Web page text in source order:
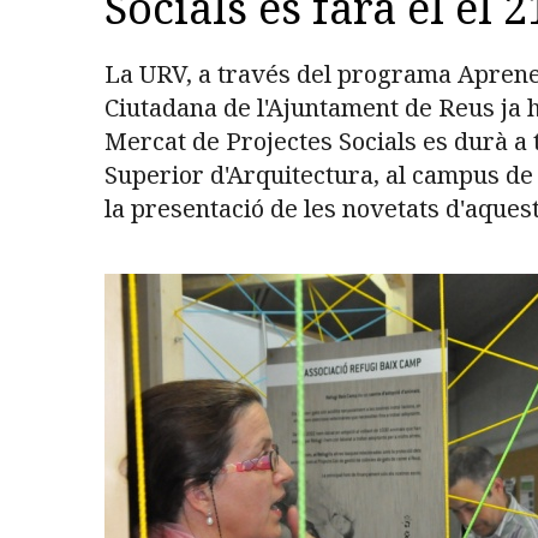
La URV, a través del programa
Ciutadana de l'Ajuntament de Reus
Mercat de Projectes Socials es durà
Superior d'Arquitectura, al campus
la presentació de les novetats